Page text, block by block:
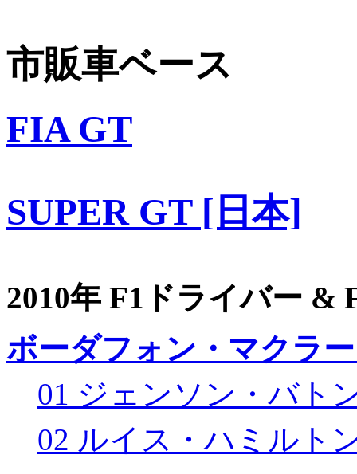
市販車ベース
FIA GT
SUPER GT [日本]
2010年 F1ドライバー &
ボーダフォン・マクラ
01 ジェンソン・バト
02 ルイス・ハミルト